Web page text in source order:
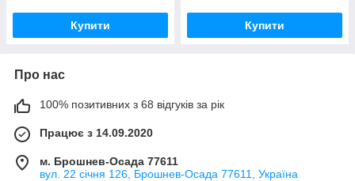
Купити Купити
Про нас
100% позитивних з 68 відгуків за рік
Працює з 14.09.2020
м. Брошнев-Осада 77611
вул. 22 січня 126, Брошнев-Осада 77611, Україна